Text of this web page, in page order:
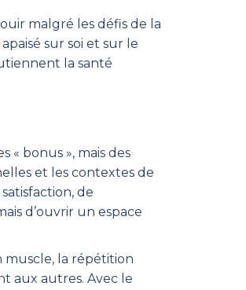
malgré les défis de la
sur soi et sur le
la santé
« bonus », mais des
et les contextes de
de
d’ouvrir un espace
muscle, la répétition
aux autres. Avec le